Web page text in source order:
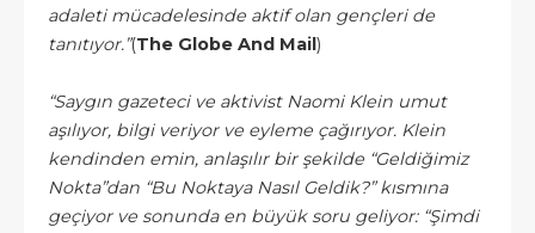
adaleti mücadelesinde aktif olan gençleri de
tanıtıyor.”(The Globe And Mail )
“Saygın gazeteci ve aktivist Naomi Klein umut
aşılıyor, bilgi veriyor ve eyleme çağırıyor. Klein
kendinden emin, anlaşılır bir şekilde “Geldiğimiz
Nokta”dan “Bu Noktaya Nasıl Geldik?” kısmına
geçiyor ve sonunda en büyük soru geliyor: “Şimdi